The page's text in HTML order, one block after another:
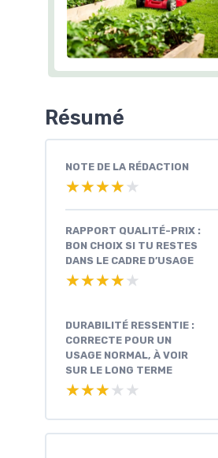
Résumé
NOTE DE LA RÉDACTION
★★★★★
★★★★★
RAPPORT QUALITÉ-PRIX :
BON CHOIX SI TU RESTES
DANS LE CADRE D’USAGE
★★★★★
★★★★★
DURABILITÉ RESSENTIE :
CORRECTE POUR UN
USAGE NORMAL, À VOIR
SUR LE LONG TERME
★★★★★
★★★★★